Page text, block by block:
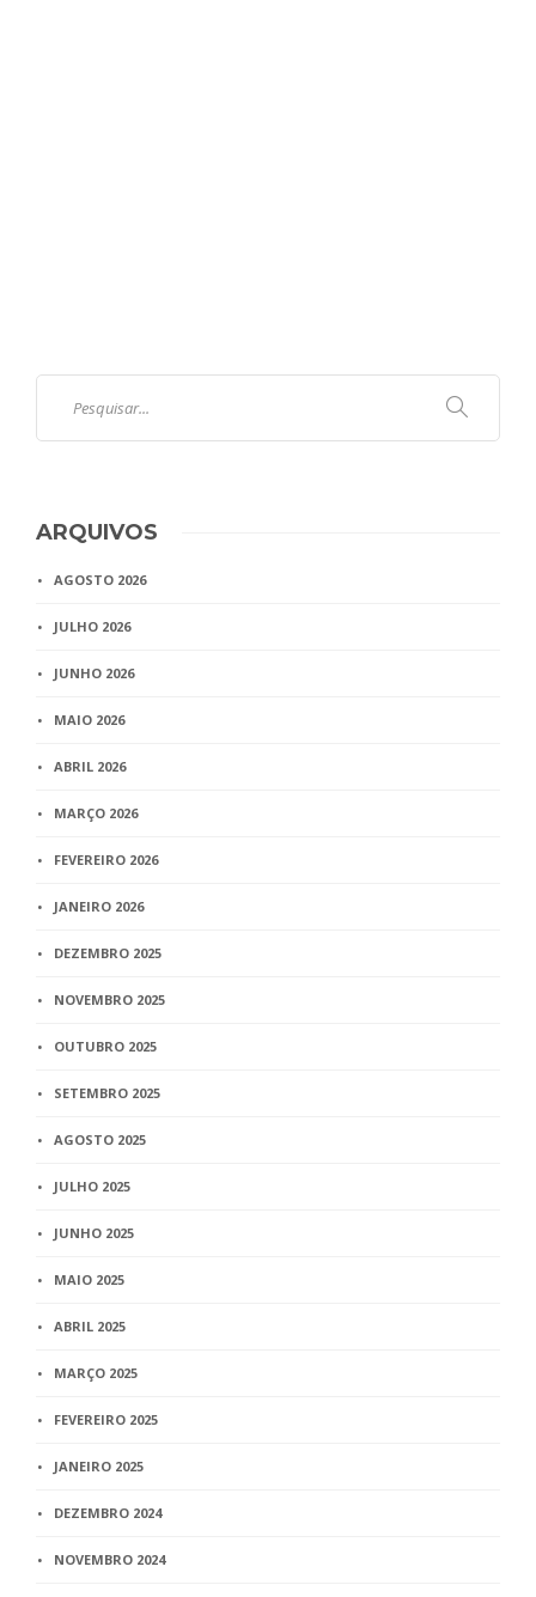
ARQUIVOS
AGOSTO 2026
JULHO 2026
JUNHO 2026
MAIO 2026
ABRIL 2026
MARÇO 2026
FEVEREIRO 2026
JANEIRO 2026
DEZEMBRO 2025
NOVEMBRO 2025
OUTUBRO 2025
SETEMBRO 2025
AGOSTO 2025
JULHO 2025
JUNHO 2025
MAIO 2025
ABRIL 2025
MARÇO 2025
FEVEREIRO 2025
JANEIRO 2025
DEZEMBRO 2024
NOVEMBRO 2024